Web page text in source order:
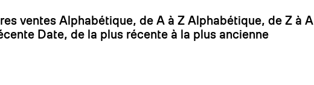
ventes Alphabétique, de A à Z Alphabétique, de Z à A
Date, de la plus récente à la plus ancienne